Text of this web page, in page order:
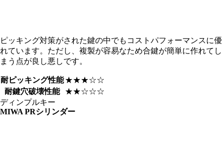
ピッキング対策がされた鍵の中でもコストパフォーマンスに優
れています。ただし、複製が容易なため合鍵が簡単に作れてし
まう点が良し悪しです。
耐ピッキング性能★★★☆☆
耐鍵穴破壊性能
★★☆☆☆
ディンプルキー
MIWA PRシリンダー